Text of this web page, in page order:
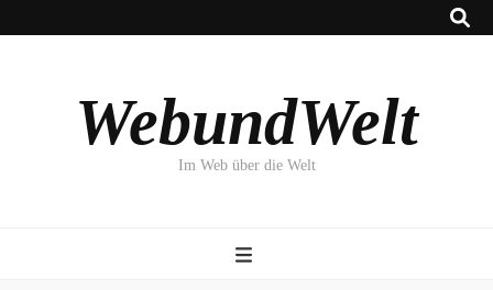
WebundWelt
Im Web über die Welt